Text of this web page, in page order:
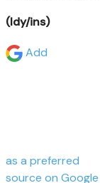
(ldy/ins)
Add
as a preferred
source on Google